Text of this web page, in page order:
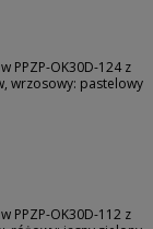
PPZP-OK30D-124 z
wrzosowy: pastelowy
PPZP-OK30D-112 z